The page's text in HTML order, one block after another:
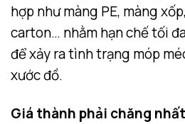
hợp như màng PE, màng
carton… nhằm hạn chế tối
để xảy ra tình trạng móp
xước đồ.
Giá thành phải chăng